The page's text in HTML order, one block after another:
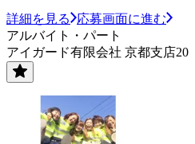
詳細を見る
応募画面に進む
アルバイト・パート
アイガード有限会社 京都支店20